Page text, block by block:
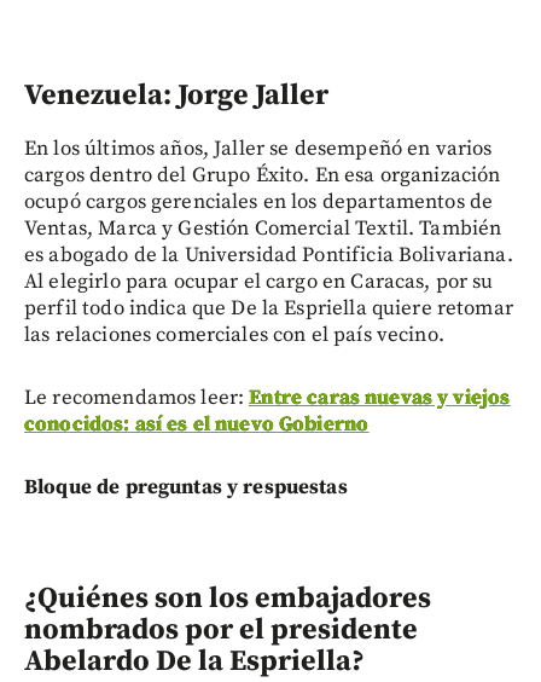
Venezuela: Jorge Jaller
En los últimos años, Jaller se desempeñó en varios
cargos dentro del Grupo Éxito. En esa organización
ocupó cargos gerenciales en los departamentos de
Ventas, Marca y Gestión Comercial Textil. También
es abogado de la Universidad Pontificia Bolivariana.
Al elegirlo para ocupar el cargo en Caracas, por su
perfil todo indica que De la Espriella quiere retomar
las relaciones comerciales con el país vecino.
Le recomendamos leer:Entre caras nuevas y viejos
conocidos: así es el nuevo Gobierno
Bloque de preguntas y respuestas
¿Quiénes son los embajadores
nombrados por el presidente
Abelardo De la Espriella?